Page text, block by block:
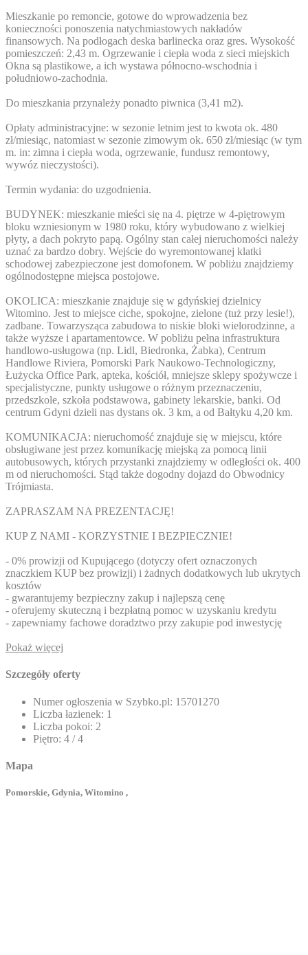
Mieszkanie po remoncie, gotowe do wprowadzenia bez
konieczności ponoszenia natychmiastowych nakładów
finansowych. Na podłogach deska barlinecka oraz gres. Wysokość
pomieszczeń: 2,43 m. Ogrzewanie i ciepła woda z sieci miejskich
Okna są plastikowe, a ich wystawa północno-wschodnia i
południowo-zachodnia.
Do mieszkania przynależy ponadto piwnica (3,41 m2).
Opłaty administracyjne: w sezonie letnim jest to kwota ok. 480
zł/miesiąc, natomiast w sezonie zimowym ok. 650 zł/miesiąc (w tym
m. in: zimna i ciepła woda, ogrzewanie, fundusz remontowy,
wywóz nieczystości).
Termin wydania: do uzgodnienia.
BUDYNEK: mieszkanie mieści się na 4. piętrze w 4-piętrowym
bloku wzniesionym w 1980 roku, który wybudowano z wielkiej
płyty, a dach pokryto papą. Ogólny stan całej nieruchomości należy
uznać za bardzo dobry. Wejście do wyremontowanej klatki
schodowej zabezpieczone jest domofonem. W pobliżu znajdziemy
ogólnodostępne miejsca postojowe.
OKOLICA: mieszkanie znajduje się w gdyńskiej dzielnicy
Witomino. Jest to miejsce ciche, spokojne, zielone (tuż przy lesie!),
zadbane. Towarzysząca zabudowa to niskie bloki wielorodzinne, a
także wyższe i apartamentowce. W pobliżu pełna infrastruktura
handlowo-usługowa (np. Lidl, Biedronka, Żabka), Centrum
Handlowe Riviera, Pomorski Park Naukowo-Technologiczny,
Łużycka Office Park, apteka, kościół, mniejsze sklepy spożywcze i
specjalistyczne, punkty usługowe o różnym przeznaczeniu,
przedszkole, szkoła podstawowa, gabinety lekarskie, banki. Od
centrum Gdyni dzieli nas dystans ok. 3 km, a od Bałtyku 4,20 km.
KOMUNIKACJA: nieruchomość znajduje się w miejscu, które
obsługiwane jest przez komunikację miejską za pomocą linii
autobusowych, których przystanki znajdziemy w odległości ok. 400
m od nieruchomości. Stąd także dogodny dojazd do Obwodnicy
Trójmiasta.
ZAPRASZAM NA PREZENTACJĘ!
KUP Z NAMI - KORZYSTNIE I BEZPIECZNIE!
- 0% prowizji od Kupującego (dotyczy ofert oznaczonych
znaczkiem KUP bez prowizji) i żadnych dodatkowych lub ukrytych
kosztów
- gwarantujemy bezpieczny zakup i najlepszą cenę
- oferujemy skuteczną i bezpłatną pomoc w uzyskaniu kredytu
- zapewniamy fachowe doradztwo przy zakupie pod inwestycję
Pokaż więcej
Szczegóły oferty
Numer ogłoszenia w Szybko.pl: 15701270
Liczba łazienek: 1
Liczba pokoi: 2
Piętro: 4 / 4
Mapa
Pomorskie, Gdynia, Witomino ,